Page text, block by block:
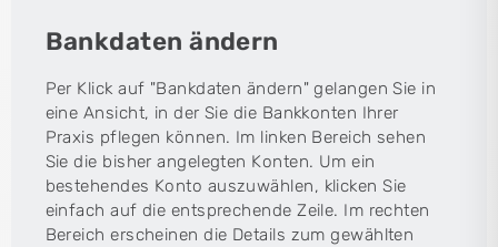
Bankdaten ändern
Per Klick auf "Bankdaten ändern" gelangen Sie in
eine Ansicht, in der Sie die Bankkonten Ihrer
Praxis pflegen können. Im linken Bereich sehen
Sie die bisher angelegten Konten. Um ein
bestehendes Konto auszuwählen, klicken Sie
einfach auf die entsprechende Zeile. Im rechten
Bereich erscheinen die Details zum gewählten